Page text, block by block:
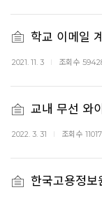
학교 이메일
2021. 11. 3 조회수
교내 무선 와
2022. 3. 31 조회수 11017
한국고용정